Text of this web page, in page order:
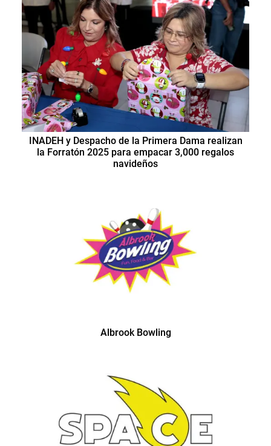
INADEH y Despacho de la Primera Dama realizan
la Forratón 2025 para empacar 3,000 regalos
navideños
Albrook Bowling